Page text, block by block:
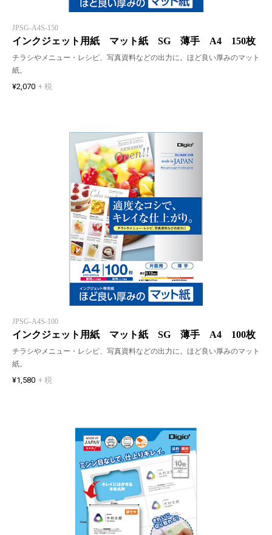
JPSG-A4S-150
インクジェット用紙 マット紙 SG 薄手 A4 150枚
チラシやメニュー・レシピ、写真資料などの出力に。ほど良い厚みのマット
紙。
¥2,070 + 税
JPSG-A4S-100
インクジェット用紙 マット紙 SG 薄手 A4 100枚
チラシやメニュー・レシピ、写真資料などの出力に。ほど良い厚みのマット
紙。
¥1,580 + 税